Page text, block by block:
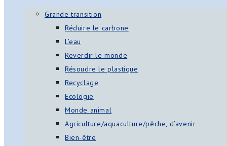
Grande transition
Réduire le carbone
L’eau
Reverdir le monde
Résoudre le plastique
Recyclage
Ecologie
Monde animal
Agriculture/aquaculture/pêche, d’avenir
Bien-être